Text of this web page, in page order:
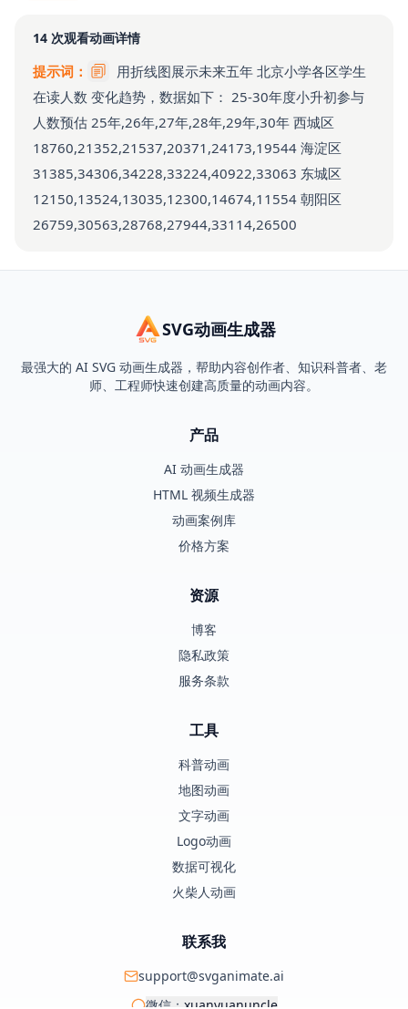
14 次观看动画详情
提示词：
用折线图展示未来五年 北京小学各区学生
在读人数 变化趋势，数据如下： 25-30年度小升初参与
人数预估 25年,26年,27年,28年,29年,30年 西城区
18760,21352,21537,20371,24173,19544 海淀区
31385,34306,34228,33224,40922,33063 东城区
12150,13524,13035,12300,14674,11554 朝阳区
26759,30563,28768,27944,33114,26500
SVG动画生成器
最强大的 AI SVG 动画生成器，帮助内容创作者、知识科普者、老
师、工程师快速创建高质量的动画内容。
产品
AI 动画生成器
HTML 视频生成器
动画案例库
价格方案
资源
博客
隐私政策
服务条款
工具
科普动画
地图动画
文字动画
Logo动画
数据可视化
火柴人动画
联系我
support@svganimate.ai
微信： xuanyuanuncle